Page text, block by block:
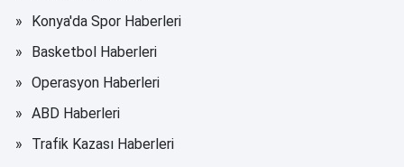
Konya'da Spor Haberleri
Basketbol Haberleri
Operasyon Haberleri
ABD Haberleri
Trafik Kazası Haberleri